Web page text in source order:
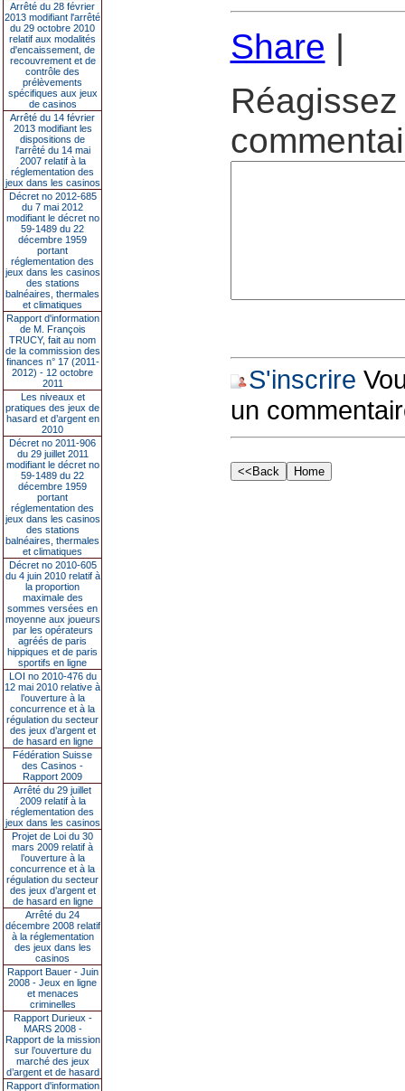
Arrêté du 28 février
2013 modifiant l'arrêté
du 29 octobre 2010
relatif aux modalités
d'encaissement, de
recouvrement et de
contrôle des
prélèvements
spécifiques aux jeux
de casinos
Arrêté du 14 février
2013 modifiant les
dispositions de
l'arrêté du 14 mai
2007 relatif à la
réglementation des
jeux dans les casinos
Décret no 2012-685
du 7 mai 2012
modifiant le décret no
59-1489 du 22
décembre 1959
portant
réglementation des
jeux dans les casinos
des stations
balnéaires, thermales
et climatiques
Rapport d'information
de M. François
TRUCY, fait au nom
de la commission des
finances n° 17 (2011-
2012) - 12 octobre
2011
Les niveaux et
pratiques des jeux de
hasard et d’argent en
2010
Décret no 2011-906
du 29 juillet 2011
modifiant le décret no
59-1489 du 22
décembre 1959
portant
réglementation des
jeux dans les casinos
des stations
balnéaires, thermales
et climatiques
Décret no 2010-605
du 4 juin 2010 relatif à
la proportion
maximale des
sommes versées en
moyenne aux joueurs
par les opérateurs
agréés de paris
hippiques et de paris
sportifs en ligne
LOI no 2010-476 du
12 mai 2010 relative à
l’ouverture à la
concurrence et à la
régulation du secteur
des jeux d’argent et
de hasard en ligne
Fédération Suisse
des Casinos -
Rapport 2009
Arrêté du 29 juillet
2009 relatif à la
réglementation des
jeux dans les casinos
Projet de Loi du 30
mars 2009 relatif à
l’ouverture à la
concurrence et à la
régulation du secteur
des jeux d’argent et
de hasard en ligne
Arrêté du 24
décembre 2008 relatif
à la réglementation
des jeux dans les
casinos
Rapport Bauer - Juin
2008 - Jeux en ligne
et menaces
criminelles
Rapport Durieux -
MARS 2008 -
Rapport de la mission
sur l’ouverture du
marché des jeux
d’argent et de hasard
Rapport d'information
Share |
S'inscrire
un